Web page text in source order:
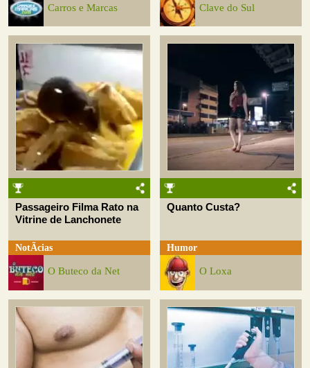
Carros e Marcas Clave do Sul
Passageiro Filma Rato na
Vitrine de Lanchonete
NotÃ­cias
O Buteco da Net
Quanto Custa?
Humor
O Loxa